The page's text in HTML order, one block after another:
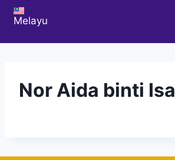
Melayu
Nor Aida binti Isa